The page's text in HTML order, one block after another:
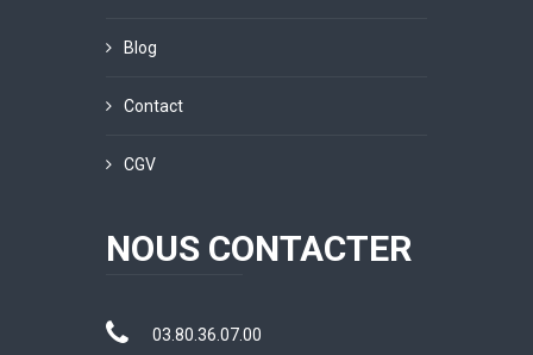
Blog
Contact
CGV
NOUS CONTACTER
03.80.36.07.00